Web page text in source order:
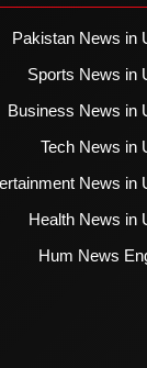
Pakistan News in
Sports News in
Business News in
Tech News in
News in
Health News in
Hum News